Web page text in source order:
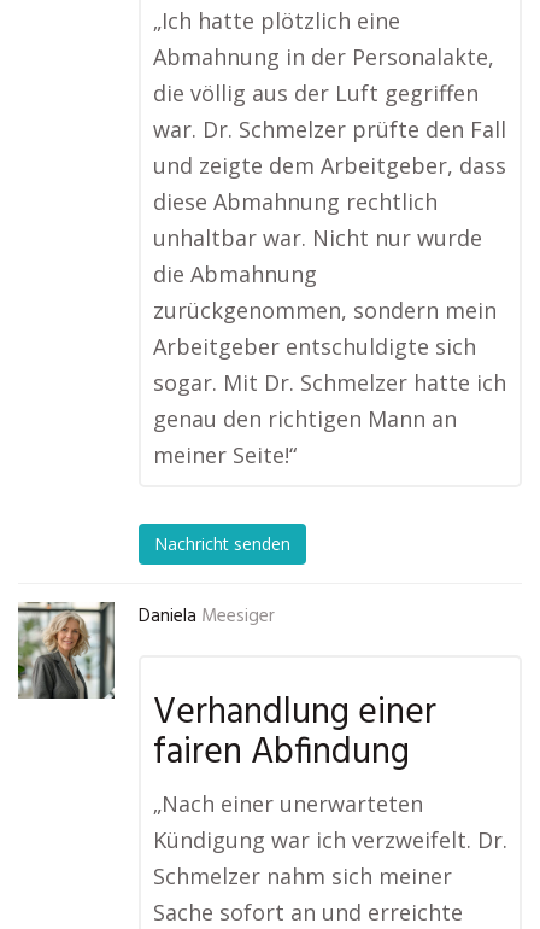
„Ich hatte plötzlich eine
Abmahnung in der Personalakte,
die völlig aus der Luft gegriffen
war. Dr. Schmelzer prüfte den Fall
und zeigte dem Arbeitgeber, dass
diese Abmahnung rechtlich
unhaltbar war. Nicht nur wurde
die Abmahnung
zurückgenommen, sondern mein
Arbeitgeber entschuldigte sich
sogar. Mit Dr. Schmelzer hatte ich
genau den richtigen Mann an
meiner Seite!“
Nachricht senden
Daniela Meesiger
Verhandlung einer
fairen Abfindung
„Nach einer unerwarteten
Kündigung war ich verzweifelt. Dr.
Schmelzer nahm sich meiner
Sache sofort an und erreichte